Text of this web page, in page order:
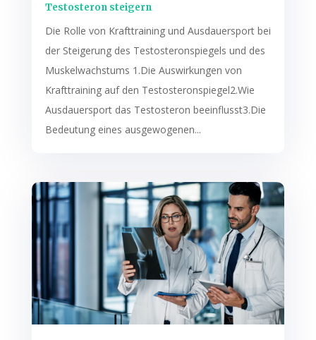
Testosteron steigern
Die Rolle von Krafttraining und Ausdauersport bei
der Steigerung des Testosteronspiegels und des
Muskelwachstums 1.Die Auswirkungen von
Krafttraining auf den Testosteronspiegel2.Wie
Ausdauersport das Testosteron beeinflusst3.Die
Bedeutung eines ausgewogenen...